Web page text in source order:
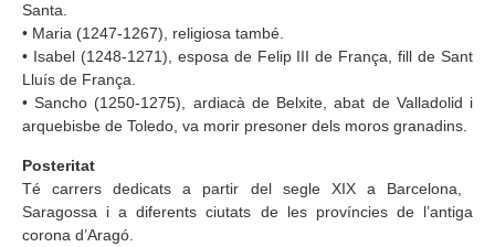
Santa.
• Maria (1247-1267), religiosa també.
• Isabel (1248-1271), esposa de Felip III de França, fill de Sant
Lluís de França.
• Sancho (1250-1275), ardiacà de Belxite, abat de Valladolid i
arquebisbe de Toledo, va morir presoner dels moros granadins.
Posteritat
Té carrers dedicats a partir del segle XIX a Barcelona, ​​
Saragossa i a diferents ciutats de les províncies de l’antiga
corona d’Aragó.